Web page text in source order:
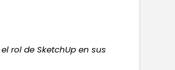
rol de SketchUp en sus